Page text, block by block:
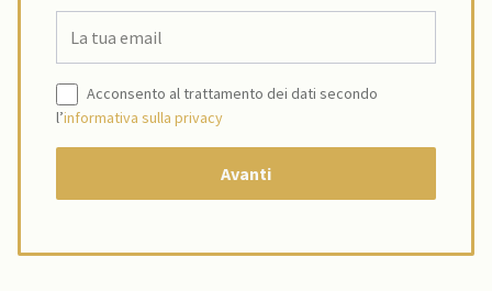
Acconsento al trattamento dei dati secondo
l’informativa sulla privacy